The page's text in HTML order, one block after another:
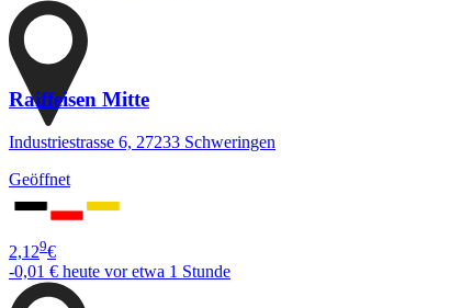
Raiffeisen Mitte
Industriestrasse 6, 27233 Schweringen
Geöffnet
2,129€
-0,01 € heute vor etwa 1 Stunde